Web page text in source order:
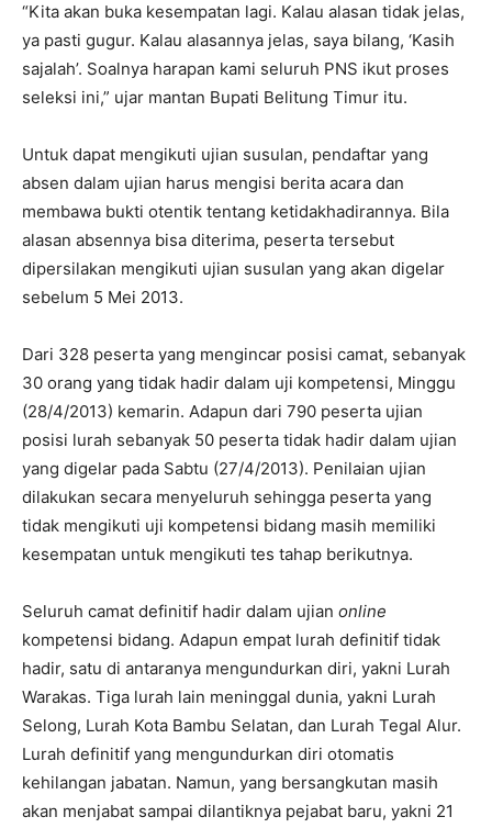
“Kita akan buka kesempatan lagi. Kalau alasan tidak jelas,
ya pasti gugur. Kalau alasannya jelas, saya bilang, ‘Kasih
sajalah’. Soalnya harapan kami seluruh PNS ikut proses
seleksi ini,” ujar mantan Bupati Belitung Timur itu.
Untuk dapat mengikuti ujian susulan, pendaftar yang
absen dalam ujian harus mengisi berita acara dan
membawa bukti otentik tentang ketidakhadirannya. Bila
alasan absennya bisa diterima, peserta tersebut
dipersilakan mengikuti ujian susulan yang akan digelar
sebelum 5 Mei 2013.
Dari 328 peserta yang mengincar posisi camat, sebanyak
30 orang yang tidak hadir dalam uji kompetensi, Minggu
(28/4/2013) kemarin. Adapun dari 790 peserta ujian
posisi lurah sebanyak 50 peserta tidak hadir dalam ujian
yang digelar pada Sabtu (27/4/2013). Penilaian ujian
dilakukan secara menyeluruh sehingga peserta yang
tidak mengikuti uji kompetensi bidang masih memiliki
kesempatan untuk mengikuti tes tahap berikutnya.
Seluruh camat definitif hadir dalam ujian online
kompetensi bidang. Adapun empat lurah definitif tidak
hadir, satu di antaranya mengundurkan diri, yakni Lurah
Warakas. Tiga lurah lain meninggal dunia, yakni Lurah
Selong, Lurah Kota Bambu Selatan, dan Lurah Tegal Alur.
Lurah definitif yang mengundurkan diri otomatis
kehilangan jabatan. Namun, yang bersangkutan masih
akan menjabat sampai dilantiknya pejabat baru, yakni 21